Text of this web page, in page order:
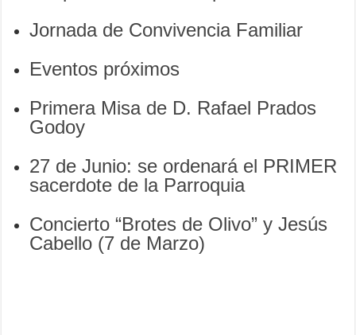
Jornada de Convivencia Familiar
Eventos próximos
Primera Misa de D. Rafael Prados
Godoy
27 de Junio: se ordenará el PRIMER
sacerdote de la Parroquia
Concierto “Brotes de Olivo” y Jesús
Cabello (7 de Marzo)